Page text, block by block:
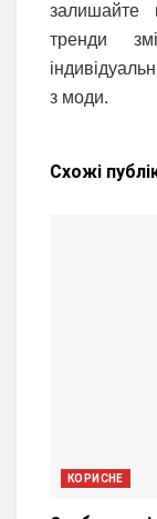
залишайте
тренди
з моди.
Схожі
КОРИСНЕ